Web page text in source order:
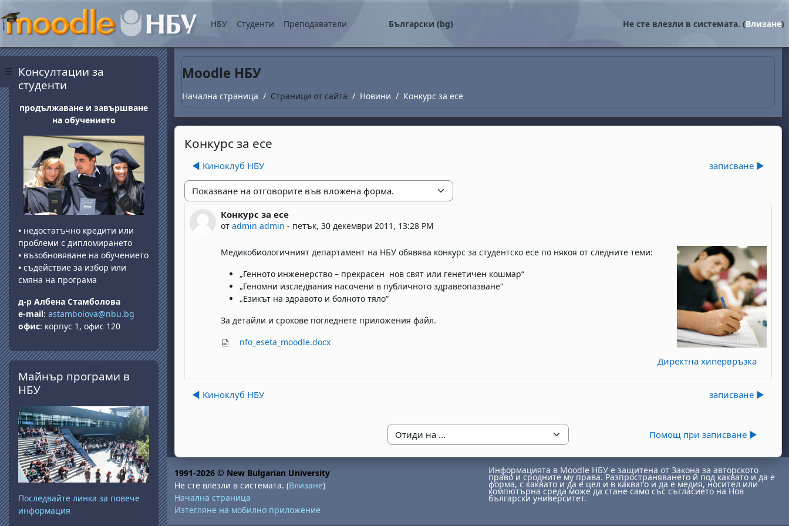
Прескочи на основното съдържание
Страничен панел
НБУ Студенти Преподаватели Български ‎(bg)‎ Не сте влезли в системата. (Влизане)
Moodle НБУ
Начална страница Страници от сайта Новини Конкурс за есе
Конкурс за есе
◀︎ Киноклуб НБУ записване ▶︎
Начин на показване
Конкурс за есе
от admin admin - петък, 30 декември 2011, 13:28 PM
Number of replies: 0
Медикобиологичният департамент на НБУ обявява конкурс за студентско есе по някоя от следните теми:
„Генното инженерство – прекрасен нов свят или генетичен кошмар“
„Геномни изследвания насочени в публичното здравеопазване“
„Езикът на здравото и болното тяло“
За детайли и срокове погледнете приложения файл.
nfo_eseta_moodle.docx
Директна хипервръзка
◀︎ Киноклуб НБУ записване ▶︎
Отиди на ... Помощ при записване ▶︎
Блокове
Консултации за
студенти
продължаване и завършване
на обучението
• недостатъчно кредити или
проблеми с дипломирането
• възобновяване на обучението
• съдействие за избор или
смяна на програма
д-р Албена Стамболова
e-mail: astambolova@nbu.bg
офис: корпус 1, офис 120
Прескочи Майнър програми в НБУ
Майнър програми в
НБУ
Последвайте линка за повече
информация
Информацията в Moodle НБУ е защитена от Закона за авторското
право и сродните му права. Разпространяването й под каквато и да е
форма, с каквато и да е цел и в каквато и да е медия, носител или
компютърна среда може да стане само със съгласието на Нов
български университет.
1991-2026 © New Bulgarian University
Не сте влезли в системата. (Влизане)
Начална страница
Изтегляне на мобилно приложение